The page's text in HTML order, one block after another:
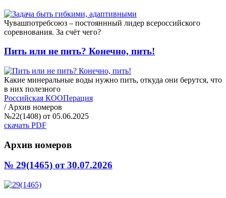
Чувашпотребсоюз – постояннный лидер всероссийского
соревнования. За счёт чего?
Пить или не пить? Конечно, пить!
Какие минеральные воды нужно пить, откуда они берутся, что
в них полезного
Российская КООПерация
/ Архив номеров
№22(1408) от 05.06.2025
скачать PDF
Архив номеров
№ 29(1465) от 30.07.2026